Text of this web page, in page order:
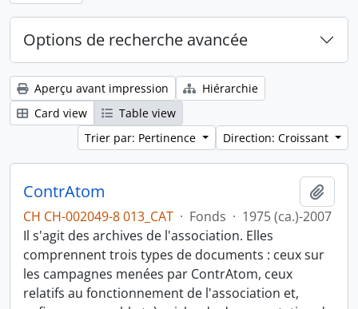
Options de recherche avancée
Aperçu avant impression
Hiérarchie
Card view
Table view
Trier par: Pertinence
Direction: Croissant
ContrAtom
CH CH-002049-8 013_CAT · Fonds · 1975 (ca.)-2007
Il s'agit des archives de l'association. Elles
comprennent trois types de documents : ceux sur
les campagnes menées par ContrAtom, ceux
relatifs au fonctionnement de l'association et,